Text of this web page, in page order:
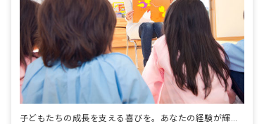
子どもたちの成長を支える喜びを。あなたの経験が輝く場所がここにあります！